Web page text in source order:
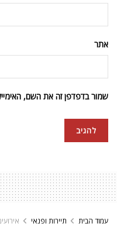
אתר
שמור בדפדפן זה את השם,
עמוד הבית תיירות ופנאי